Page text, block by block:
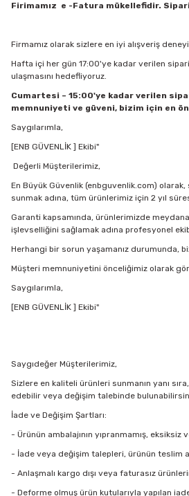
Firimamız e -Fatura mükellefidir.
Firmamız olarak sizlere en iyi alışveriş
Hafta içi her gün 17:00'ye kadar verilen
ulaşmasını hedefliyoruz.
Cumartesi – 15:00'ye kadar verilen
memnuniyeti ve güveni, bizim için en
Saygılarımla,
[ENB GÜVENLİK ] Ekibi"
Değerli Müşterilerimiz,
En Büyük Güvenlik (enbguvenlik.com)
sunmak adına, tüm ürünlerimiz için 2 yıl
Garanti kapsamında, ürünlerimizde
işlevselliğini sağlamak adına profesyonel
Herhangi bir sorun yaşamanız durumunda,
Müşteri memnuniyetini önceliğimiz olarak
Saygılarımla,
[ENB GÜVENLİK ] Ekibi"
Saygıdeğer Müşterilerimiz,
Sizlere en kaliteli ürünleri sunmanın yanı
edebilir veya değişim talebinde
İade ve Değişim Şartları:
- Ürünün ambalajının yıpranmamış,
- İade veya değişim talepleri, ürünün teslim
- Anlaşmalı kargo dışı veya faturasız
- Deforme olmuş ürün kutularıyla yapılan